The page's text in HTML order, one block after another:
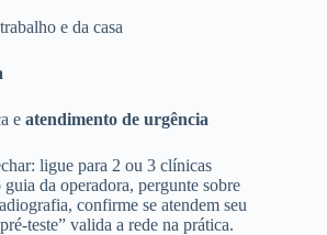
e da casa
e atendimento de urgência
ligue para 2 ou 3 clínicas
da operadora, pergunte sobre
confirme se atendem seu
teste” valida a rede na prática.